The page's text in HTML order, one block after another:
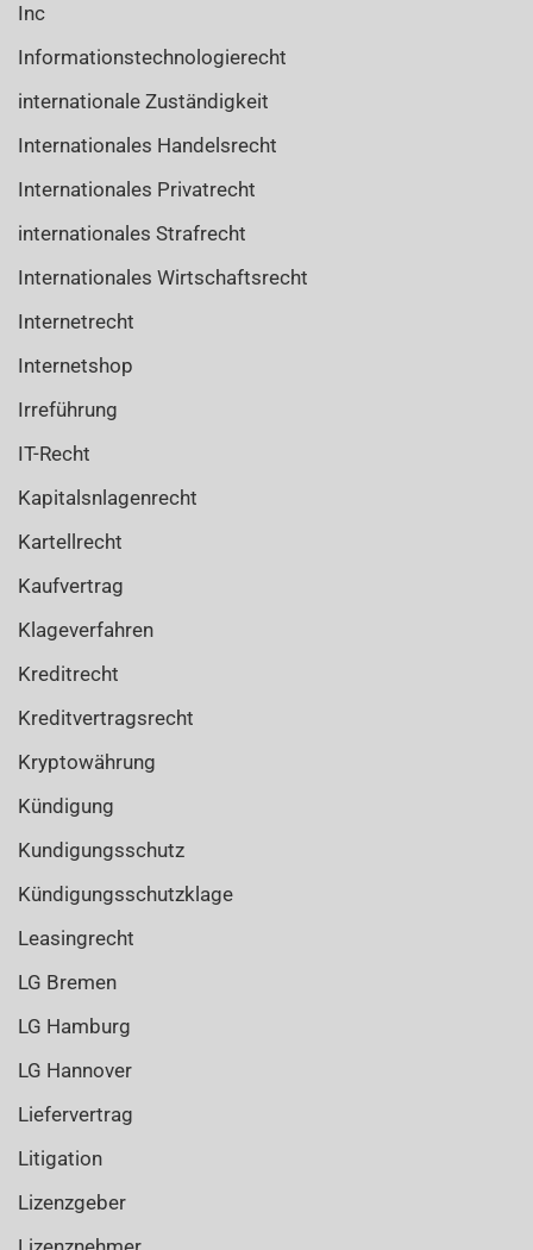
Inc
Informationstechnologierecht
internationale Zuständigkeit
Internationales Handelsrecht
Internationales Privatrecht
internationales Strafrecht
Internationales Wirtschaftsrecht
Internetrecht
Internetshop
Irreführung
IT-Recht
Kapitalsnlagenrecht
Kartellrecht
Kaufvertrag
Klageverfahren
Kreditrecht
Kreditvertragsrecht
Kryptowährung
Kündigung
Kundigungsschutz
Kündigungsschutzklage
Leasingrecht
LG Bremen
LG Hamburg
LG Hannover
Liefervertrag
Litigation
Lizenzgeber